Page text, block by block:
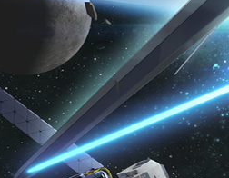
日可享受一
角色的增
大)拆分为若
需求选择对